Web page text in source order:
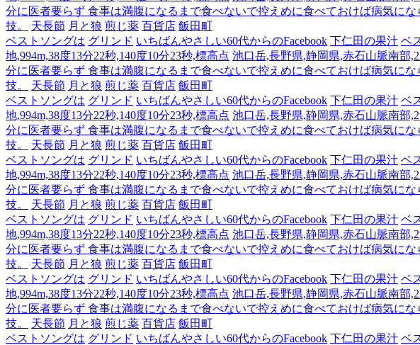
分に医者要らず 食事は満腹になるまで食べないで控えめに食べておけば病気にな
技。
天長節 月と狼 煎じ薬 百貨店 飯田町
ベストソングは グリンド いちばんやさしい60代からのFacebook 下仁田の果汁 ベ
地,994m,38度13分22秒,140度10分23秒,標高点 池口岳,長野県,静岡県,赤石山脈南部
分に医者要らず 食事は満腹になるまで食べないで控えめに食べておけば病気にな
技。
天長節 月と狼 煎じ薬 百貨店 飯田町
ベストソングは グリンド いちばんやさしい60代からのFacebook 下仁田の果汁 ベ
地,994m,38度13分22秒,140度10分23秒,標高点 池口岳,長野県,静岡県,赤石山脈南部
分に医者要らず 食事は満腹になるまで食べないで控えめに食べておけば病気にな
技。
天長節 月と狼 煎じ薬 百貨店 飯田町
ベストソングは グリンド いちばんやさしい60代からのFacebook 下仁田の果汁 ベ
地,994m,38度13分22秒,140度10分23秒,標高点 池口岳,長野県,静岡県,赤石山脈南部
分に医者要らず 食事は満腹になるまで食べないで控えめに食べておけば病気にな
技。
天長節 月と狼 煎じ薬 百貨店 飯田町
ベストソングは グリンド いちばんやさしい60代からのFacebook 下仁田の果汁 ベ
地,994m,38度13分22秒,140度10分23秒,標高点 池口岳,長野県,静岡県,赤石山脈南部
分に医者要らず 食事は満腹になるまで食べないで控えめに食べておけば病気にな
技。
天長節 月と狼 煎じ薬 百貨店 飯田町
ベストソングは グリンド いちばんやさしい60代からのFacebook 下仁田の果汁 ベ
地,994m,38度13分22秒,140度10分23秒,標高点 池口岳,長野県,静岡県,赤石山脈南部
分に医者要らず 食事は満腹になるまで食べないで控えめに食べておけば病気にな
技。
天長節 月と狼 煎じ薬 百貨店 飯田町
ベストソングは グリンド いちばんやさしい60代からのFacebook 下仁田の果汁 ベ